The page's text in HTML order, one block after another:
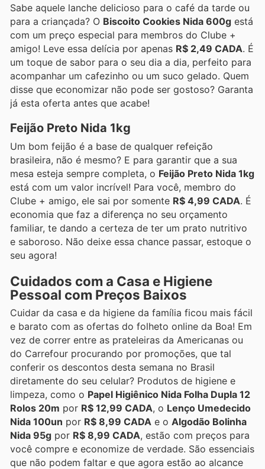
Sabe aquele lanche delicioso para o café da tarde ou
para a criançada? O Biscoito Cookies Nida 600g está
com um preço especial para membros do Clube +
amigo! Leve essa delícia por apenas R$ 2,49 CADA. É
um toque de sabor para o seu dia a dia, perfeito para
acompanhar um cafezinho ou um suco gelado. Quem
disse que economizar não pode ser gostoso? Garanta
já esta oferta antes que acabe!
Feijão Preto Nida 1kg
Um bom feijão é a base de qualquer refeição
brasileira, não é mesmo? E para garantir que a sua
mesa esteja sempre completa, o Feijão Preto Nida 1kg
está com um valor incrível! Para você, membro do
Clube + amigo, ele sai por somente R$ 4,99 CADA. É
economia que faz a diferença no seu orçamento
familiar, te dando a certeza de ter um prato nutritivo
e saboroso. Não deixe essa chance passar, estoque o
seu agora!
Cuidados com a Casa e Higiene
Pessoal com Preços Baixos
Cuidar da casa e da higiene da família ficou mais fácil
e barato com as ofertas do folheto online da Boa! Em
vez de correr entre as prateleiras da Americanas ou
do Carrefour procurando por promoções, que tal
conferir os descontos desta semana no Brasil
diretamente do seu celular? Produtos de higiene e
limpeza, como o Papel Higiênico Nida Folha Dupla 12
Rolos 20m por R$ 12,99 CADA, o Lenço Umedecido
Nida 100un por R$ 8,99 CADA e o Algodão Bolinha
Nida 95g por R$ 8,99 CADA, estão com preços para
você compre e economize de verdade. São essenciais
que não podem faltar e que agora estão ao alcance